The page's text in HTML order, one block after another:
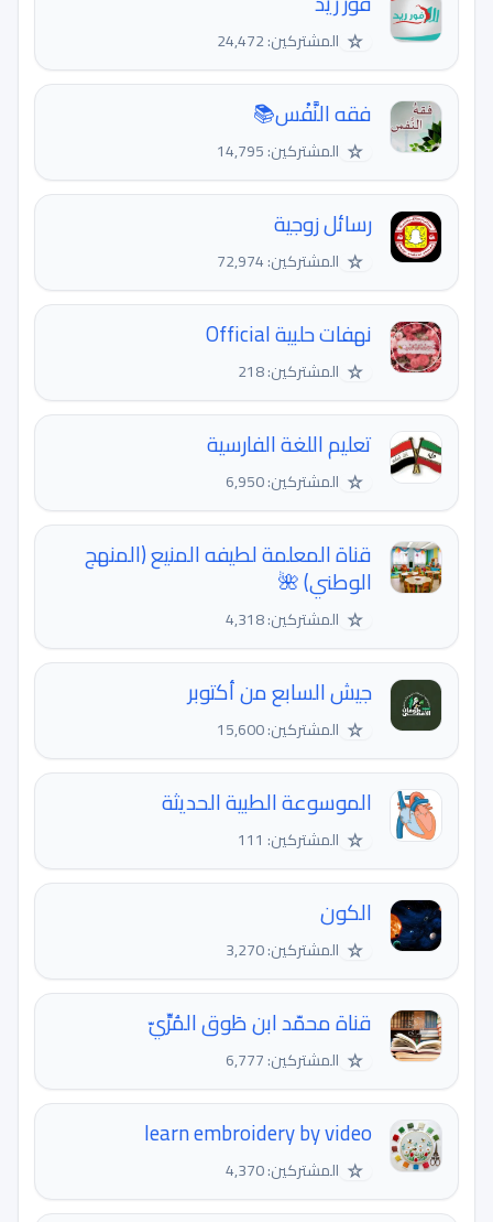
☆ المشتركين: 24,472
فقه النَّفْس📚
☆ المشتركين: 14,795
رسائل زوجية
☆ المشتركين: 72,974
نهفات حلبية Official
☆ المشتركين: 218
تعليم اللغة الفارسية
☆ المشتركين: 6,950
قناة المعلمة لطيفه المنيع (المنهج
الوطني) 🌺
☆ المشتركين: 4,318
جيش السابع من أكتوبر
☆ المشتركين: 15,600
الموسوعة الطبية الحديثة
☆ المشتركين: 111
الكون
☆ المشتركين: 3,270
قناة محمّد ابن طَوق المُرِّيّ
☆ المشتركين: 6,777
learn embroidery by video
☆ المشتركين: 4,370